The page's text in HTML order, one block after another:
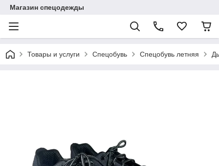
Магазин спецодежды
Товары и услуги Спецобувь Спецобувь летняя